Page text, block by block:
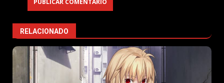
RELACIONADO